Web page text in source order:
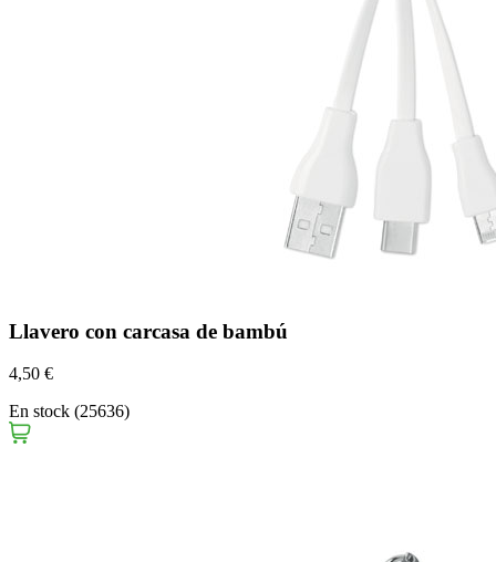
Llavero con carcasa de bambú
4,50 €
En stock (25636)